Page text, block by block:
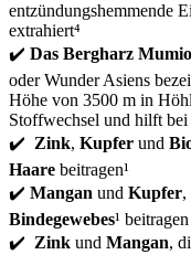
entzündungshemmende
extrahiert⁴
✔️ Das Bergharz
oder Wunder Asiens
Höhe von 3500 m in
Stoffwechsel und hilft bei
✔️ Zink, Kupfer und
Haare beitragen¹
✔️ Mangan und Kupfer,
Bindegewebes¹ beitragen
✔️ Zink und Mangan,